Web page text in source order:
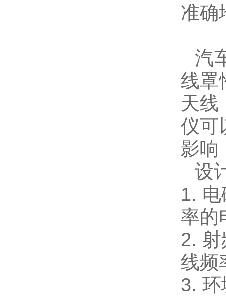
准确
汽
线罩
天线
仪可
影响
设
1.
率的
2.
线频
3.环